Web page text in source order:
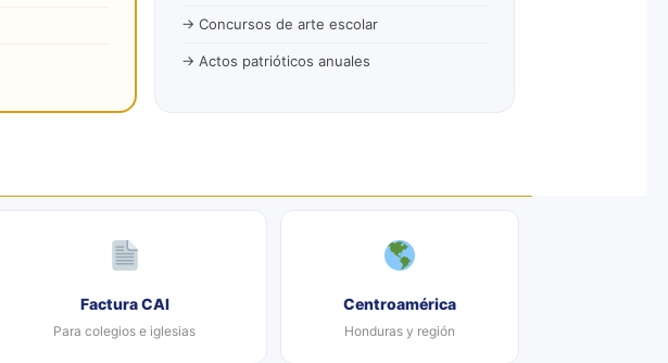
→ Concursos de arte escolar
→ Actos patrióticos anuales
Factura CAI
Para colegios e iglesias
Centroamérica
Honduras y región